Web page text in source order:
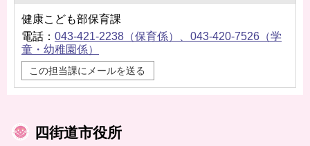
健康こども部保育課
電話： 043-421-2238（保育係）、043-420-7526（学
童・幼稚園係）
この担当課にメールを送る
四街道市役所